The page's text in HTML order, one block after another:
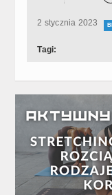
2 stycznia 2023
Tagi: